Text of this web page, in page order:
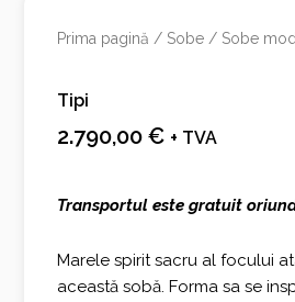
Prima pagină / Sobe / Sobe
Tipi
2.790,00€ + TVA
Transportul este gratuit
Marele spirit sacru al focului
această sobă. Forma sa se